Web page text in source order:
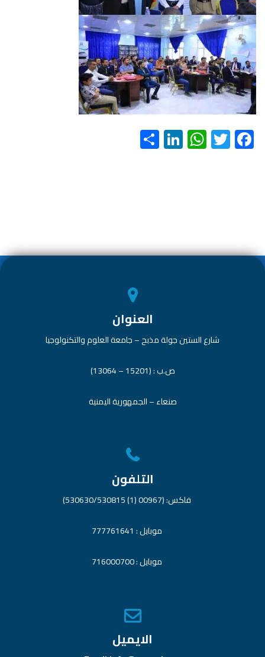
F
ac
T
wi
W
h
p
Li
nk
العنوان
شارع الستين جولة مذبح – جامعة العلوم والتكنولوجيا
ص.ب : (15201 – 13064)
صنعاء – الجمهورية اليمنية
التلفون
فاكس: (00967 (1) 530630/530815)
موبايل : 777761641
موبايل : 716000700
الايميل